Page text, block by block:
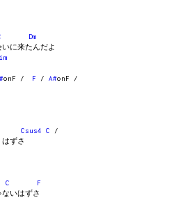
Dm
に来たんだよ
onF / F / A#onF /
Csus4 C /
ずさ
C
F
いはずさ